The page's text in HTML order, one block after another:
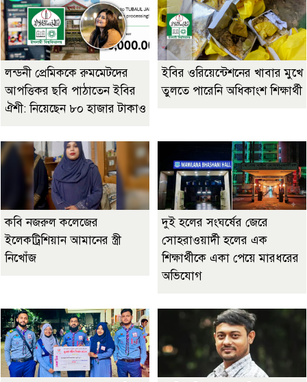
লন্ডনী প্রেমিককে রুমমেটদের
আপত্তিকর ছবি পাঠাতেন ইবির
ঐশী: নিয়েছেন ৮০ হাজার টাকাও
ইবির ওরিয়েন্টেশনের খাবার মুখে
তুলতে পারেনি অধিকাংশ শিক্ষার্থী
কবি নজরুল কলেজের
ইলেকট্রিশিয়ান আমানের স্ত্রী
নিখোঁজ
দুই হলের সংঘর্ষের জেরে
সোহরাওয়ার্দী হলের এক
শিক্ষার্থীকে একা পেয়ে মারধরের
অভিযোগ